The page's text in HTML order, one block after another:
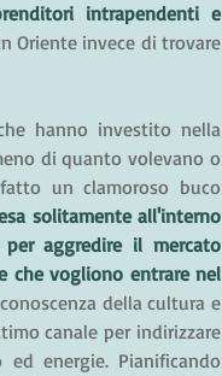
intrapendenti e
Oriente invece di trovare
hanno investito nella
di quanto volevano o
un clamoroso buco
solitamente all'interno
aggredire il mercato
che vogliono entrare nel
della cultura e
canale per indirizzare
energie. Pianificando